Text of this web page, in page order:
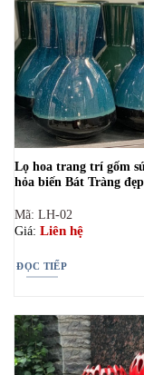
Lọ hoa trang trí gốm
hỏa biến Bát Tràng đẹp
Mã: LH-02
Giá: Liên hệ
ĐỌC TIẾP